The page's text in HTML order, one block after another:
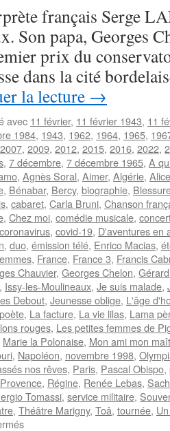
français Serge
Son papa, Georges
prix du
dans la cité
la lecture →
avec 11 février, 11 février 1943, 11
1984, 1943, 1962, 1964, 1965,
2007, 2009, 2012, 2015, 2016, 2022,
, 7 décembre, 7 décembre 1965, A
, Agnès Soral, Aimer, Algérie,
, Bénabar, Bercy, biographie,
, cabaret, Carla Bruni, Chanson
, Chez moi, comédie musicale,
coronavirus, covid-19, D'aventures en
, duo, émission télé, Enrico Macias,
, France, France 3, Francis
Chauvier, Georges Chelon,
, Issy-les-Moulineaux, Je suis malade,
Debout, Jeunesse oblige, L'âge
, La facture, La vie lilas, Lama
rouges, Les petites femmes de
Marie la Polonaise, Mon ami mon
, Napoléon, novembre 1998,
nos rêves, Paris, Pascal Obispo,
Provence, Régine, Renée Lebas,
Tomassi, service militaire,
, Théâtre Marigny, Toâ, tournée,
sur